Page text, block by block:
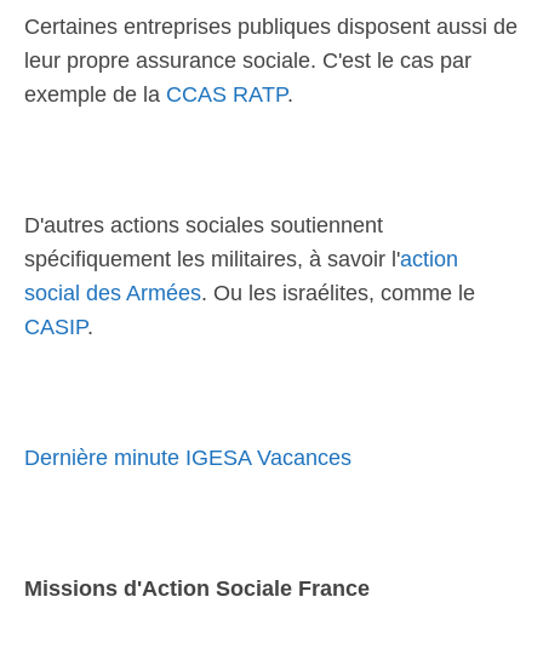
Certaines entreprises publiques disposent aussi de
leur propre assurance sociale. C'est le cas par
exemple de la CCAS RATP.
D'autres actions sociales soutiennent
spécifiquement les militaires, à savoir l'action
social des Armées. Ou les israélites, comme le
CASIP.
Dernière minute IGESA Vacances
Missions d'Action Sociale France